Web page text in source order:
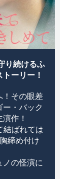
り続けるふ
ーリー！
！その眼差
・バック
作！
結ばれては
締め付け
の怪演に